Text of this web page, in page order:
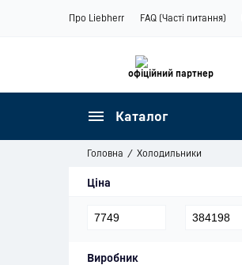
Про Liebherr FAQ (Часті питання)
офіційний партнер
Каталог
Головна Холодильники
Ціна
Виробник